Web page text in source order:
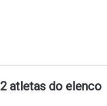
atletas do elenco